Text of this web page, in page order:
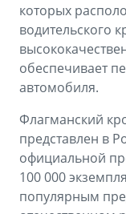
которых
водительского
обеспечивает
автомобиля.
Флагманский
представлен в
официальной
100 000
популярным